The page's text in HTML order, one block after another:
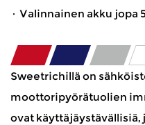
· Valinnainen akku jopa
Sweetrichillä on
moottoripyörätuolien
ovat